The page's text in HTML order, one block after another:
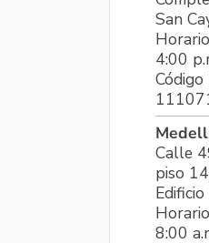
San
4:00
Calle
piso 14
8:00